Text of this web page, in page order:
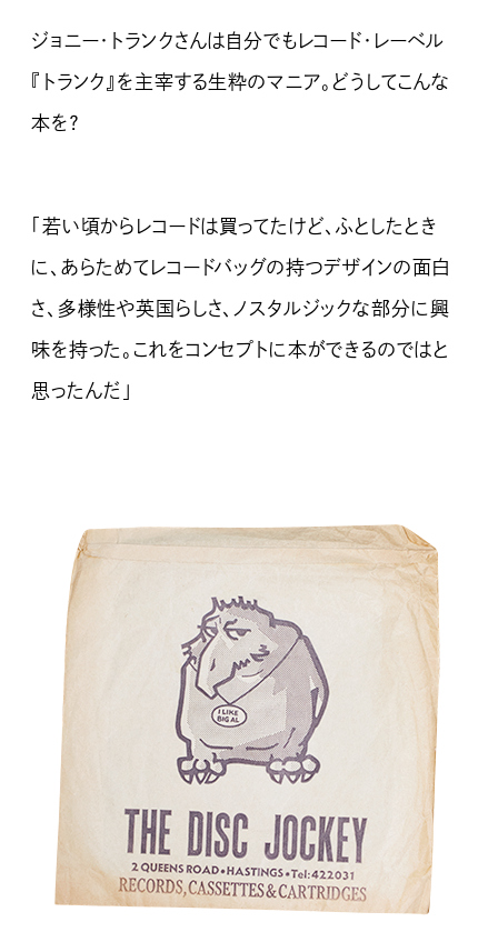
ジョニー・トランクさんは自分でもレコード・レーベル
『トランク』を主宰する生粋のマニア。どうしてこんな
本を？
「若い頃からレコードは買ってたけど、ふとしたとき
に、あらためてレコードバッグの持つデザインの面白
さ、多様性や英国らしさ、ノスタルジックな部分に興
味を持った。これをコンセプトに本ができるのではと
思ったんだ」